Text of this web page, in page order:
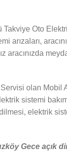
Oto
arızaları,
olan Mobil
sistemi
elektrik
Gece açık